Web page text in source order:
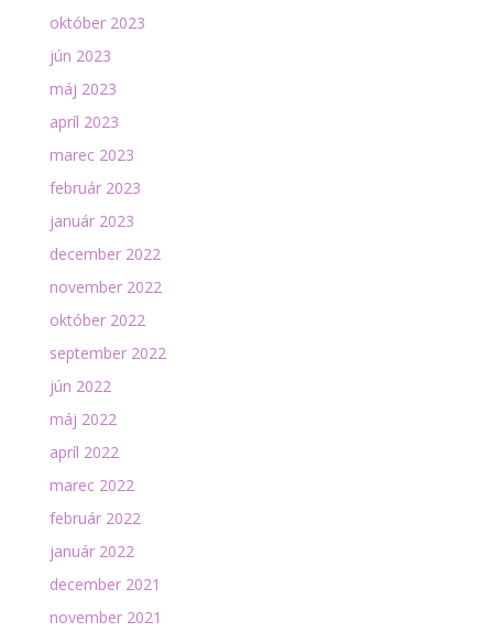
október 2023
jún 2023
máj 2023
apríl 2023
marec 2023
február 2023
január 2023
december 2022
november 2022
október 2022
september 2022
jún 2022
máj 2022
apríl 2022
marec 2022
február 2022
január 2022
december 2021
november 2021